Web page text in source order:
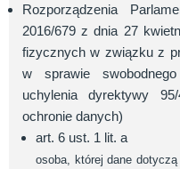
Rozporządzenia
2016/679 z dnia 27
fizycznych w związku z
w sprawie
uchylenia dyrektywy
ochronie danych)
art. 6 ust. 1 lit. a
osoba, której dane